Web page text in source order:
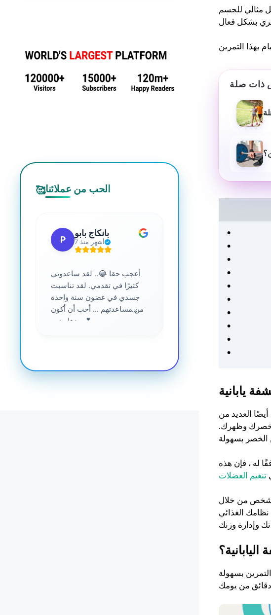
مثالي للجسم
صلة
أيضًا العديد من
خصرك وظهرك.
له ، فإن هذه
تنغيم العضلات
من خلال
الغذائي
بسهولة
🥰الحب من عملائنا
P
بانكاج بابو
7 أشهر منذ
أعجب حقا 😂.. لقد ساعدوني
كثيرًا في تقدمي. لقد تناسبت
جسدي في غضون سنة واحدة
من مساعدتهم ... أحب أن أكون
جزءا منهم 💕
سانجاميش جي
خدمة ومعلومات احترافية عالية